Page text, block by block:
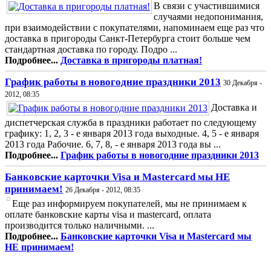
В связи с участившимися
случаями недопонимания,
при взаимодействии с покупателями, напоминаем еще раз что
доставка в пригороды Санкт-Петербурга стоит больше чем
стандартная доставка по городу. Подро ...
Подробнее... Доставка в пригороды платная!
График работы в новогодние праздники 2013 30 Декабря -
2012, 08:35
Доставка и
диспетчерская служба в праздники работает по следующему
графику: 1, 2, 3 - е января 2013 года выходные. 4, 5 - е января
2013 года Рабочие. 6, 7, 8, - е января 2013 года вы ...
Подробнее... График работы в новогодние праздники 2013
Банковские карточки Visa и Mastercard мы НЕ
принимаем! 26 Декабря - 2012, 08:35
Еще раз информируем покупателей, мы не принимаем к
оплате банковские карты visa и mastercard, оплата
производится только наличными. ...
Подробнее... Банковские карточки Visa и Mastercard мы
НЕ принимаем!